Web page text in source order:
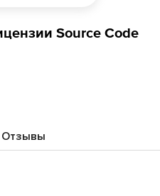
Source Code
Отзывы